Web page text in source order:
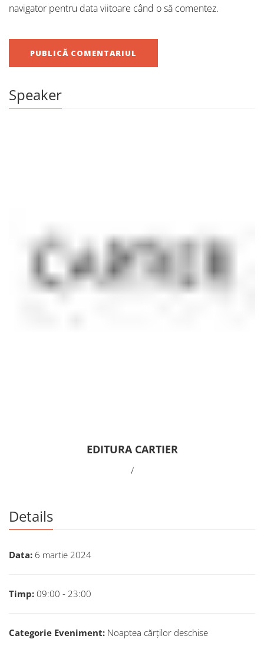
navigator pentru data viitoare când o să comentez.
Speaker
EDITURA CARTIER
/
Details
Data: 6 martie 2024
Timp: 09:00 - 23:00
Categorie Eveniment: Noaptea cărților deschise